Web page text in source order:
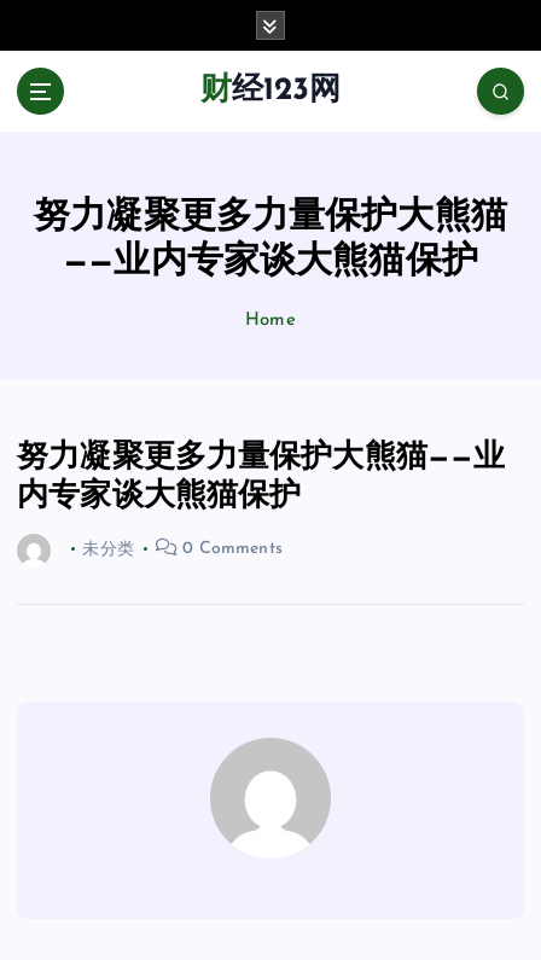
财经123网
努力凝聚更多力量保护大熊猫
——业内专家谈大熊猫保护
Home
努力凝聚更多力量保护大熊猫——业
内专家谈大熊猫保护
未分类 0 Comments